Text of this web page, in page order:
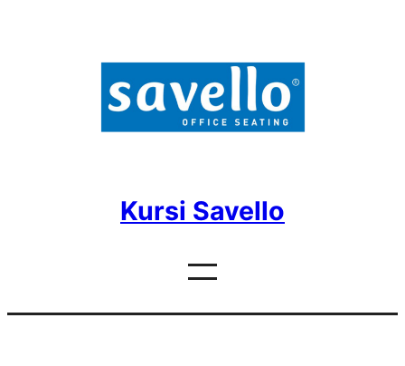
Kursi Savello